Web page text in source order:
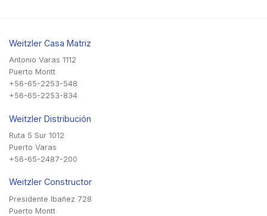
Weitzler Casa Matriz
Antonio Varas 1112
Puerto Montt
+56-65-2253-548
+56-65-2253-834
Weitzler Distribución
Ruta 5 Sur 1012
Puerto Varas
+56-65-2487-200
Weitzler Constructor
Presidente Ibañez 728
Puerto Montt